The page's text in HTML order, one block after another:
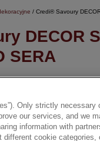
/ Credi® Savoury
DECOR
SERA
Only strictly necessary
our services, and we
information with
cookie categories,